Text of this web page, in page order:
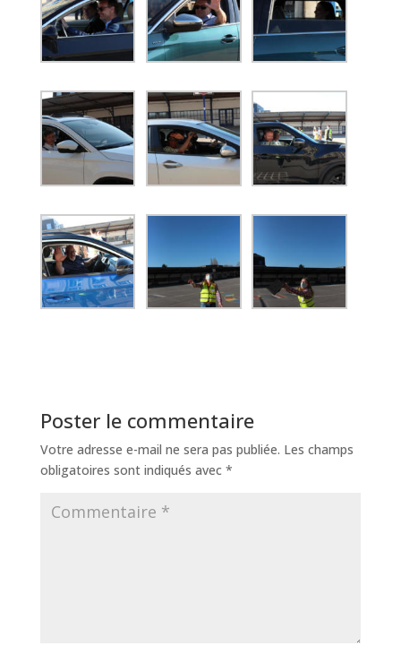
Poster le commentaire
Votre adresse e-mail ne sera pas publiée. Les champs
obligatoires sont indiqués avec *